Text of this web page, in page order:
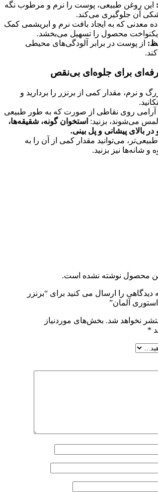
این روغن طبیعی، پوست را نرم و مرطوب نگه
آن جلوگیری می‌کند.
معدنی که به ایجاد بافت نرم و ابریشمی کمک
محصول را تسهیل می‌بخشد.
از پوست در برابر آلودگی‌های محیطی
برای جلوه‌ای بی‌نقص
و نرم، مقدار کمی از برنزر را بردارید و
آرامی روی نقاطی از صورت که به طور طبیعی
می‌شوند، بزنید: استخوان گونه، شقیقه‌ها،
بالای پیشانی و پل بینی.
می‌توانید مقدار کمی از آن را به
و شانه‌ها نیز بزنید.
محصول نوشته نشده است.
دیدگاهی را ارسال می کنید برای “برنزر
آلمان”
نخواهد شد. بخش‌های موردنیاز
*